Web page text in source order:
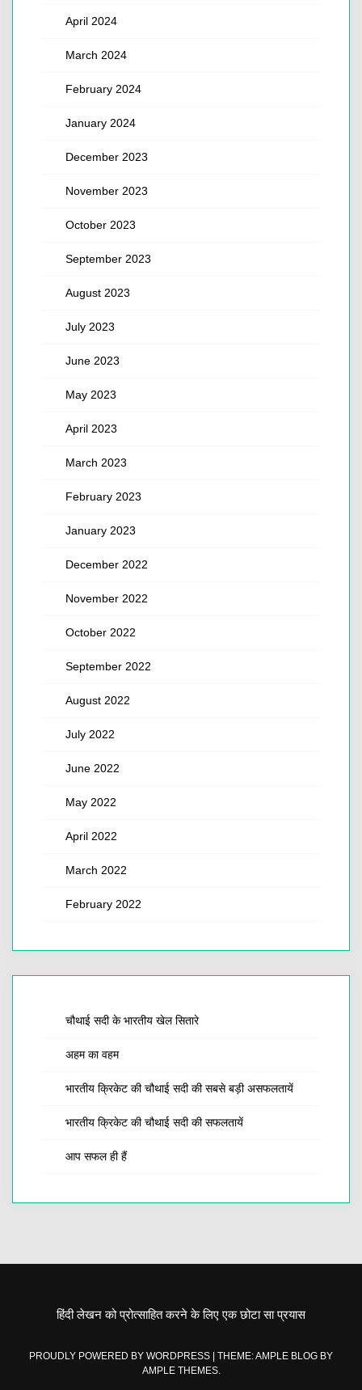
April 2024
March 2024
February 2024
January 2024
December 2023
November 2023
October 2023
September 2023
August 2023
July 2023
June 2023
May 2023
April 2023
March 2023
February 2023
January 2023
December 2022
November 2022
October 2022
September 2022
August 2022
July 2022
June 2022
May 2022
April 2022
March 2022
February 2022
चौथाई सदी के भारतीय खेल सितारे
अहम का वहम
भारतीय क्रिकेट की चौथाई सदी की सबसे बड़ी असफलतायें
भारतीय क्रिकेट की चौथाई सदी की सफलतायें
आप सफल ही हैं
हिंदी लेखन को प्रोत्साहित करने के लिए एक छोटा सा प्रयास
PROUDLY POWERED BY WORDPRESS
THEME: AMPLE BLOG BY
AMPLE THEMES.